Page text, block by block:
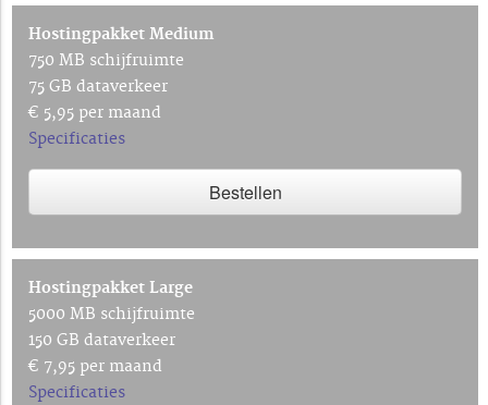
Hostingpakket Medium
750 MB schijfruimte
75 GB dataverkeer
€ 5,95 per maand
Specificaties
Bestellen
Hostingpakket Large
5000 MB schijfruimte
150 GB dataverkeer
€ 7,95 per maand
Specificaties